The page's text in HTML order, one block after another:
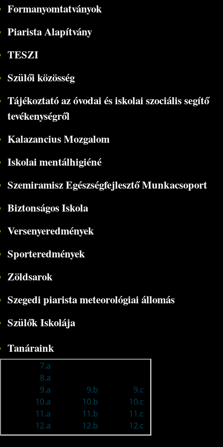
Formanyomtatványok
Piarista Alapítvány
TESZI
Szülői közösség
Tájékoztató az óvodai és iskolai szociális segítő
tevékenységről
Kalazancius Mozgalom
Iskolai mentálhigiéné
Szemiramisz Egészségfejlesztő Munkacsoport
Biztonságos Iskola
Versenyeredmények
Sporteredmények
Zöldsarok
Szegedi piarista meteorológiai állomás
Szülők Iskolája
Tanáraink